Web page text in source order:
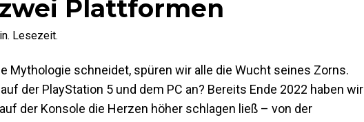
Plattformen
Lesezeit.
schneidet, spüren wir alle die Wucht seines Zorns.
der PlayStation 5 und dem PC an? Bereits Ende 2022 haben wir
auf der Konsole die Herzen höher schlagen ließ – von der